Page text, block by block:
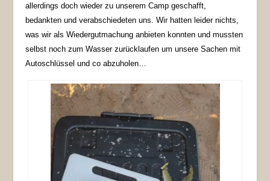
allerdings doch wieder zu unserem Camp geschafft,
bedankten und verabschiedeten uns. Wir hatten leider nichts,
was wir als Wiedergutmachung anbieten konnten und mussten
selbst noch zum Wasser zurücklaufen um unsere Sachen mit
Autoschlüssel und co abzuholen…